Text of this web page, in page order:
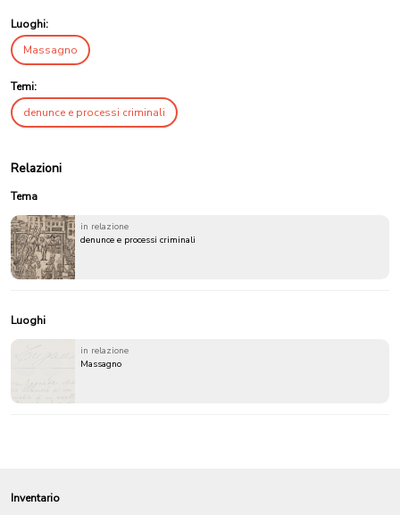
Luoghi:
Massagno
Temi:
denunce e processi criminali
Relazioni
Tema
in relazione
denunce e processi criminali
Luoghi
in relazione
Massagno
Inventario